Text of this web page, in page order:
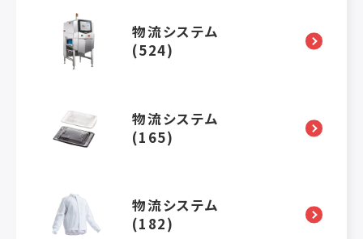
物流システム
(524)
物流システム
(165)
物流システム
(182)